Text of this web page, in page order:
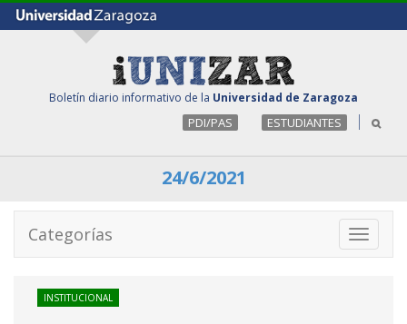
Boletín diario informativo de la Universidad de Zaragoza
PDI/PAS ESTUDIANTES
24/6/2021
Toggle
Categorías
INSTITUCIONAL